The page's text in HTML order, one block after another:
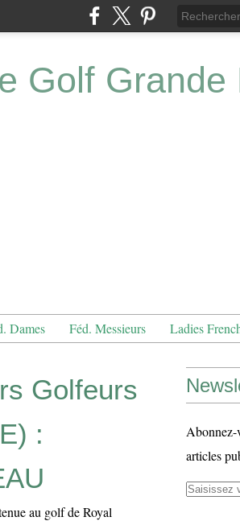
Golf Grande
Dames Féd. Messieurs Ladies
Golfeurs
:
au golf de Royal
Abonnez-
articles